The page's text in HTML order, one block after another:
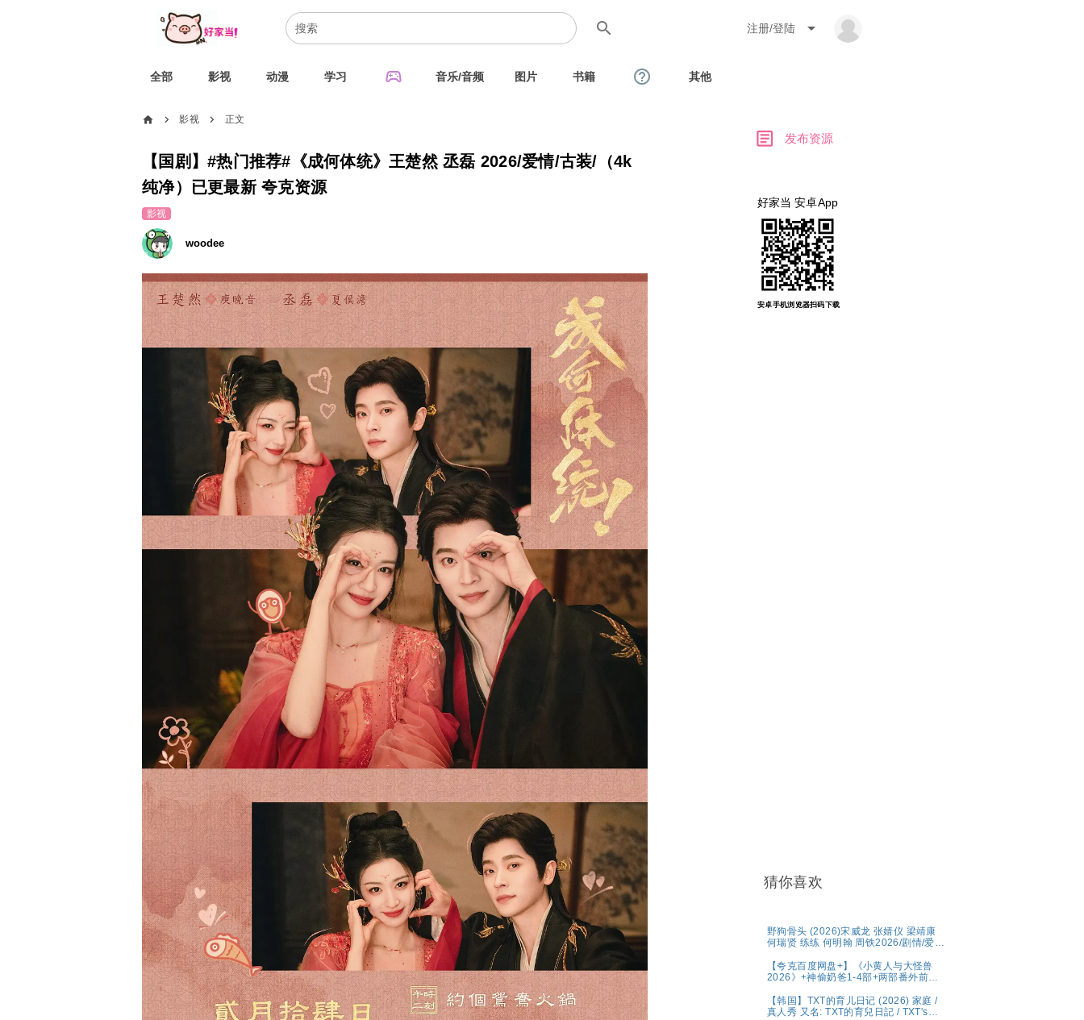
search 注册/登陆 arrow_drop_down
全部 影视 动漫 学习 sports_esports 音乐/音频 图片 书籍 help_outline 其他
home chevron_right 影视 chevron_right 正文
【国剧】#热门推荐#《成何体统》王楚然 丞磊 2026/爱情/古装/（4k
纯净）已更最新 夸克资源
影视
woodee
article 发布资源
好家当 安卓App
安卓手机浏览器扫码下载
猜你喜欢
野狗骨头 (2026)宋威龙 张婧仪 梁靖康
何瑞贤 练练 何明翰 周铁2026/剧情/爱
【夸克百度网盘+】《小黄人与大怪兽
2026》+神偷奶爸1-4部+两部番外前传
【韩国】TXT的育儿日记 (2026) 家庭 /
真人秀 又名: TXT的育兒日記 / TXT's